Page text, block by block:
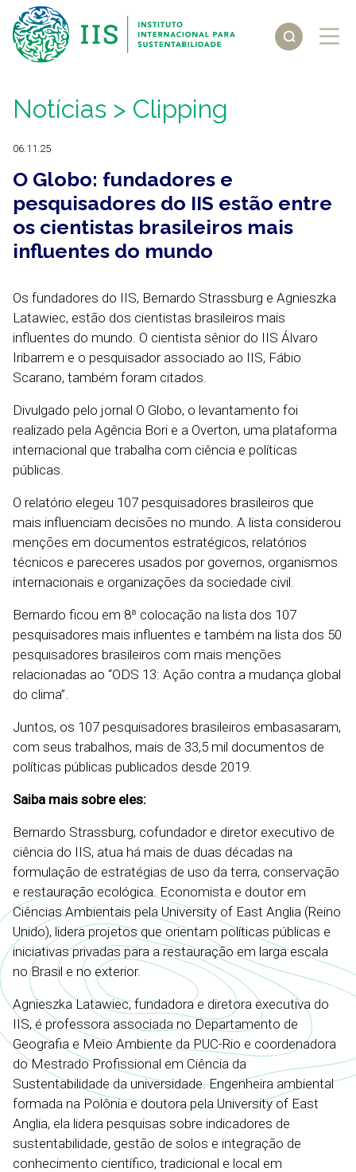
Notícias > Clipping
06.11.25
O Globo: fundadores e
pesquisadores do IIS estão entre
os cientistas brasileiros mais
influentes do mundo
Os fundadores do IIS, Bernardo Strassburg e Agnieszka
Latawiec, estão dos cientistas brasileiros mais
influentes do mundo. O cientista sênior do IIS Álvaro
Iribarrem e o pesquisador associado ao IIS, Fábio
Scarano, também foram citados.
Divulgado pelo jornal O Globo, o levantamento foi
realizado pela Agência Bori e a Overton, uma plataforma
internacional que trabalha com ciência e políticas
públicas.
O relatório elegeu 107 pesquisadores brasileiros que
mais influenciam decisões no mundo. A lista considerou
menções em documentos estratégicos, relatórios
técnicos e pareceres usados por governos, organismos
internacionais e organizações da sociedade civil.
Bernardo ficou em 8ª colocação na lista dos 107
pesquisadores mais influentes e também na lista dos 50
pesquisadores brasileiros com mais menções
relacionadas ao “ODS 13: Ação contra a mudança global
do clima”.
Juntos, os 107 pesquisadores brasileiros embasasaram,
com seus trabalhos, mais de 33,5 mil documentos de
políticas públicas publicados desde 2019.
Saiba mais sobre eles:
Bernardo Strassburg, cofundador e diretor executivo de
ciência do IIS, atua há mais de duas décadas na
formulação de estratégias de uso da terra, conservação
e restauração ecológica. Economista e doutor em
Ciências Ambientais pela University of East Anglia (Reino
Unido), lidera projetos que orientam políticas públicas e
iniciativas privadas para a restauração em larga escala
no Brasil e no exterior.
Agnieszka Latawiec, fundadora e diretora executiva do
IIS, é professora associada no Departamento de
Geografia e Meio Ambiente da PUC-Rio e coordenadora
do Mestrado Profissional em Ciência da
Sustentabilidade da universidade. Engenheira ambiental
formada na Polônia e doutora pela University of East
Anglia, ela lidera pesquisas sobre indicadores de
sustentabilidade, gestão de solos e integração de
conhecimento científico, tradicional e local em